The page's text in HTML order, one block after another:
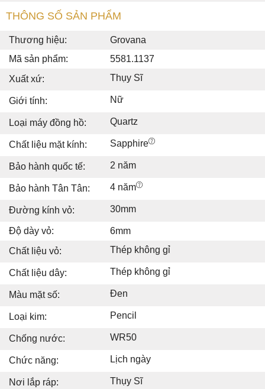
THÔNG SỐ SẢN PHẨM
Thương hiệu:
Grovana
Mã sản phẩm:
5581.1137
Xuất xứ:
Thụy Sĩ
Giới tính: Nữ
Loại máy đồng hồ: Quartz
Chất liệu mặt kính: Sapphire
Bảo hành quốc tế: 2 năm
Bảo hành Tân Tân: 4 năm
Đường kính vỏ: 30mm
Độ dày vỏ:
6mm
Chất liệu vỏ:
Thép không gỉ
Chất liệu dây: Thép không gỉ
Màu mặt số: Đen
Loại kim: Pencil
Chống nước: WR50
Chức năng: Lịch ngày
Nơi lắp ráp: Thụy Sĩ